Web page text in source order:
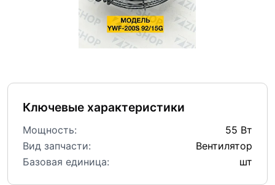
Ключевые характеристики
Мощность:
55 Вт
Вид запчасти:
Вентилятор
Базовая единица:
шт